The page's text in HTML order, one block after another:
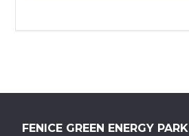
FENICE GREEN ENERGY PARK